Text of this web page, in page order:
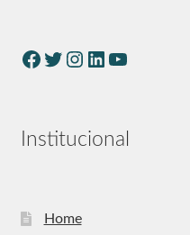
Institucional
Home